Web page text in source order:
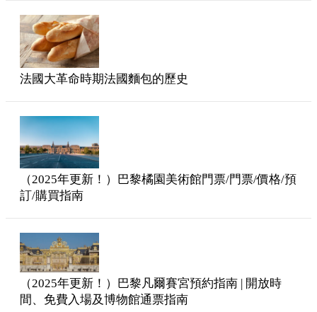
法國大革命時期法國麵包的歷史
（2025年更新！）巴黎橘園美術館門票/門票/價格/預
訂/購買指南
（2025年更新！）巴黎凡爾賽宮預約指南 | 開放時
間、免費入場及博物館通票指南